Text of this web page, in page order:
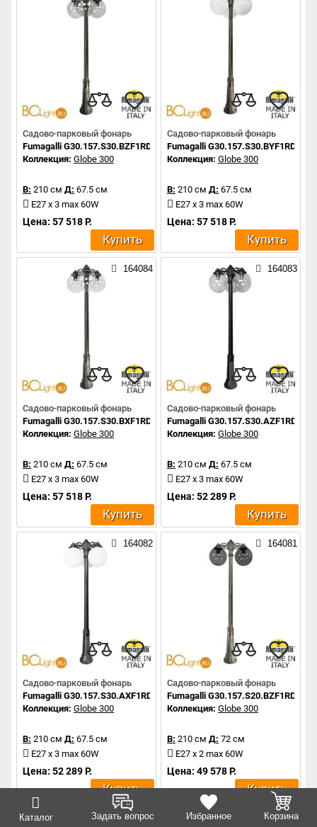
Каталог Задать вопрос Избранное Корзина
Садово-парковый фонарь
Fumagalli G30.157.S30.BZF1RDN
Коллекция: Globe 300
В: 210 см Д: 67.5 см
E27 x 3 max 60W
Цена: 57 518 Р.
Купить
Садово-парковый фонарь
Fumagalli G30.157.S30.BYF1RDN
Коллекция: Globe 300
В: 210 см Д: 67.5 см
E27 x 3 max 60W
Цена: 57 518 Р.
Купить
164084
Садово-парковый фонарь
Fumagalli G30.157.S30.BXF1RDN
Коллекция: Globe 300
В: 210 см Д: 67.5 см
E27 x 3 max 60W
Цена: 57 518 Р.
Купить
164083
Садово-парковый фонарь
Fumagalli G30.157.S30.AZF1RDN
Коллекция: Globe 300
В: 210 см Д: 67.5 см
E27 x 3 max 60W
Цена: 52 289 Р.
Купить
164082
Садово-парковый фонарь
Fumagalli G30.157.S30.AXF1RDN
Коллекция: Globe 300
В: 210 см Д: 67.5 см
E27 x 3 max 60W
Цена: 52 289 Р.
Купить
164081
Садово-парковый фонарь
Fumagalli G30.157.S20.BZF1RDN
Коллекция: Globe 300
В: 210 см Д: 72 см
E27 x 2 max 60W
Цена: 49 578 Р.
Купить
164080 164079